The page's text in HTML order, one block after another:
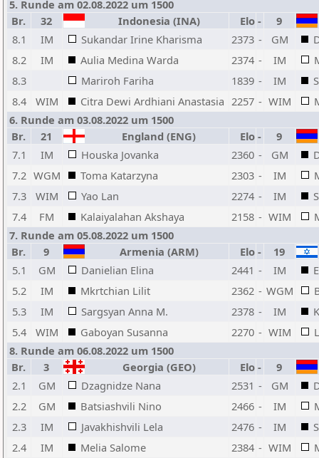
5. Runde am 02.08.2022 um 1500
Br.
32 Indonesia (INA) Elo -
9
8.1
IM Sukandar Irine Kharisma 2373 - GM
8.2
IM Aulia Medina Warda 2374 - IM
8.3
Mariroh Fariha 1839 - IM
8.4
WIM Citra Dewi Ardhiani Anastasia 2257 - WIM
6. Runde am 03.08.2022 um 1500
Br.
21 England (ENG) Elo -
9
7.1
IM Houska Jovanka 2360 - GM
7.2 WGM Toma Katarzyna 2303 - IM
7.3
WIM Yao Lan 2274 - IM
7.4
FM Kalaiyalahan Akshaya 2158 - WIM
7. Runde am 05.08.2022 um 1500
Br.
9 Armenia (ARM) Elo -
19
5.1
GM Danielian Elina 2441 - IM
5.2
IM Mkrtchian Lilit 2362 - WGM
5.3
IM Sargsyan Anna M. 2378 - IM
5.4
WIM Gaboyan Susanna 2270 - WIM
8. Runde am 06.08.2022 um 1500
Br.
3 Georgia (GEO) Elo -
9
2.1
GM Dzagnidze Nana 2531 - GM
2.2
GM Batsiashvili Nino 2466 - IM
2.3
IM Javakhishvili Lela 2476 - IM
2.4
IM Melia Salome 2384 - WIM